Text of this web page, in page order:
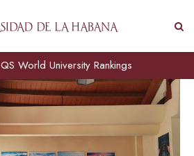
QS World University Rankings